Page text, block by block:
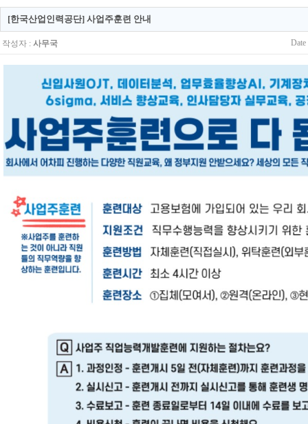
[한국산업인력공단] 사업주훈련 안내
작성자 : 사무국